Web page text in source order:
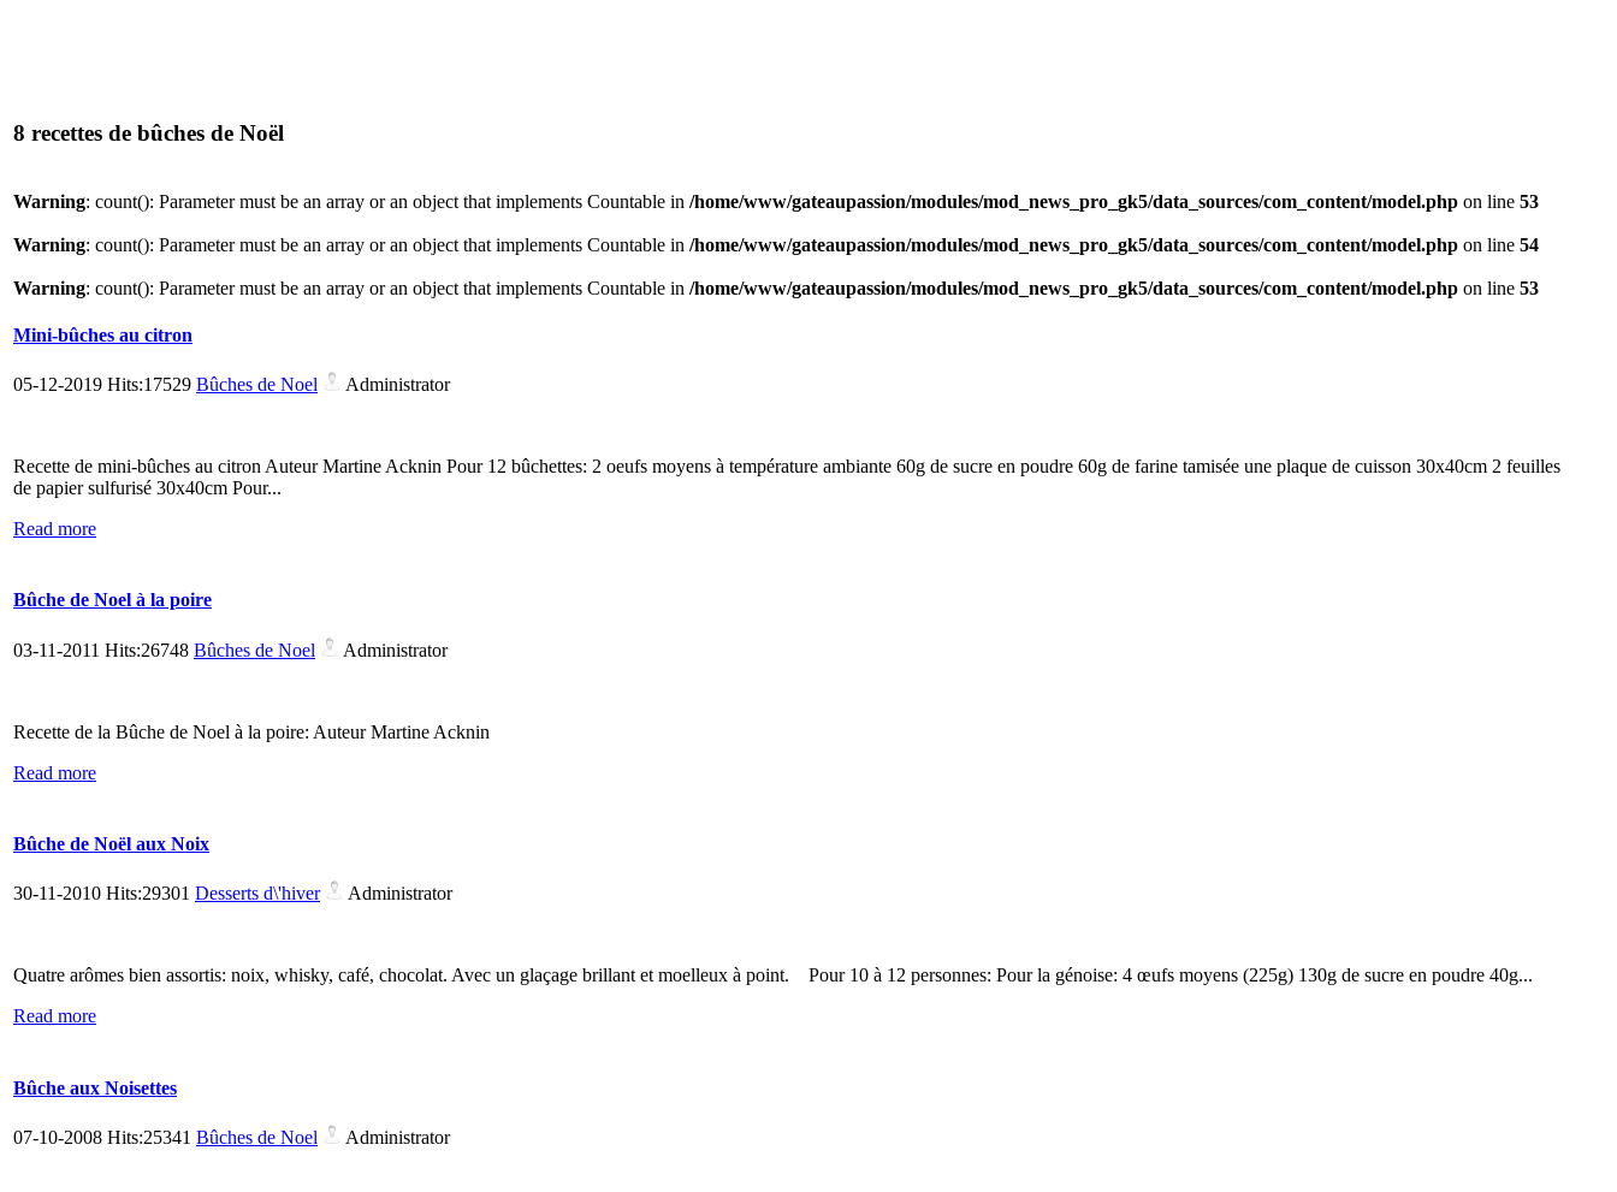
8 recettes de bûches de Noël
Warning: count(): Parameter must be an array or an object that implements Countable in /home/www/gateaupassion/modules/mod_news_pro_gk5/data_sources/com_content/model.php on line 53
Warning: count(): Parameter must be an array or an object that implements Countable in /home/www/gateaupassion/modules/mod_news_pro_gk5/data_sources/com_content/model.php on line 54
Warning: count(): Parameter must be an array or an object that implements Countable in /home/www/gateaupassion/modules/mod_news_pro_gk5/data_sources/com_content/model.php on line 53
Mini-bûches au citron
05-12-2019 Hits:17529 Bûches de Noel Administrator
Recette de mini-bûches au citron Auteur Martine Acknin Pour 12 bûchettes: 2 oeufs moyens à température ambiante 60g de sucre en poudre 60g de farine tamisée une plaque de cuisson 30x40cm 2 feuilles
de papier sulfurisé 30x40cm Pour...
Read more
Bûche de Noel à la poire
03-11-2011 Hits:26748 Bûches de Noel Administrator
Recette de la Bûche de Noel à la poire: Auteur Martine Acknin
Read more
Bûche de Noël aux Noix
30-11-2010 Hits:29301 Desserts d\'hiver Administrator
Quatre arômes bien assortis: noix, whisky, café, chocolat. Avec un glaçage brillant et moelleux à point. Pour 10 à 12 personnes: Pour la génoise: 4 œufs moyens (225g) 130g de sucre en poudre 40g...
Read more
Bûche aux Noisettes
07-10-2008 Hits:25341 Bûches de Noel Administrator